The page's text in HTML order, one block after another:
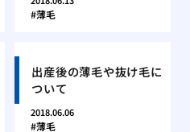
薄毛
出産後の薄毛や抜け毛に
ついて
2018.06.06
薄毛